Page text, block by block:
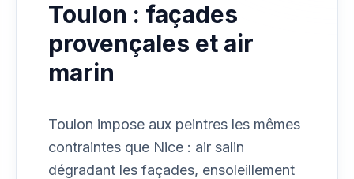
Toulon : façades
provençales et air
marin
Toulon impose aux peintres les mêmes
contraintes que Nice : air salin
dégradant les façades, ensoleillement